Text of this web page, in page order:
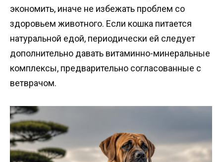
экономить, иначе не избежать проблем со
здоровьем животного. Если кошка питается
натуральной едой, периодически ей следует
дополнительно давать витаминно-минеральные
комплексы, предварительно согласованные с
ветврачом.